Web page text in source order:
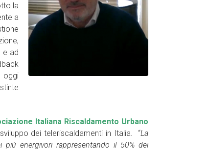
la
a
e ad
oggi
Italiana Riscaldamento Urbano
dei teleriscaldamenti in Italia. “La
energivori rappresentando il 50% dei